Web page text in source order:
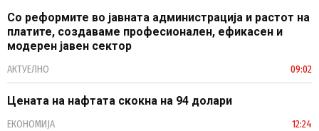
Со реформите во јавната администрација и растот на
платите, создаваме професионален, ефикасен и
модерен јавен сектор
АКТУЕЛНО 09:02
Цената на нафтата скокна на 94 долари
ЕКОНОМИЈА 12:24